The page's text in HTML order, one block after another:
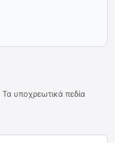
Τα υποχρεωτικά πεδία